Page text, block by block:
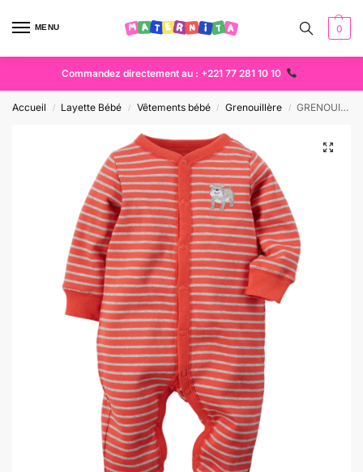
MENU 0
Commandez directement au : +221 77 281 10 10
Accueil / Layette Bébé / Vêtements bébé / Grenouillère / GRENOUILLERE COTON CARTERS A RAYURES ORANGES